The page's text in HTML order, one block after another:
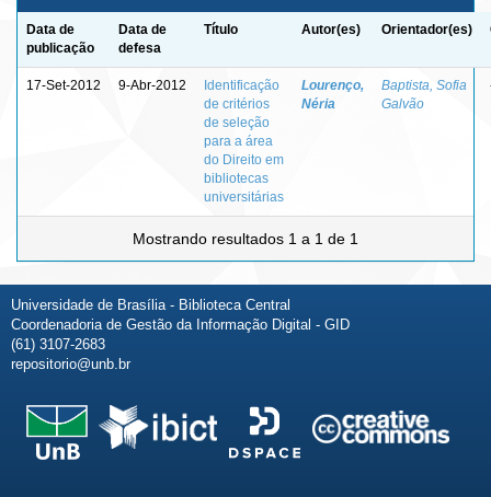
Data de
publicação
Data de
defesa
Título Autor(es) Orientador(es)
17-Set-2012 9-Abr-2012
Identificação
de critérios
de seleção
para a área
do Direito em
bibliotecas
universitárias
Lourenço,
Néria
Baptista, Sofia
Galvão
Mostrando resultados 1 a 1 de 1
Universidade de Brasília - Biblioteca Central
Coordenadoria de Gestão da Informação Digital - GID
(61) 3107-2683
repositorio@unb.br